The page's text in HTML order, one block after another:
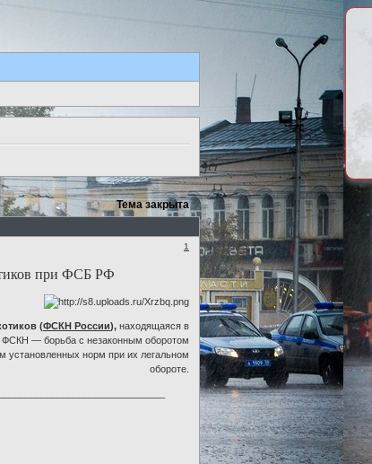
Тема закрыта
1
при ФСБ РФ
(ФСКН России), находящаяся в
ФСКН — борьба с незаконным оборотом
установленных норм при их легальном
обороте.